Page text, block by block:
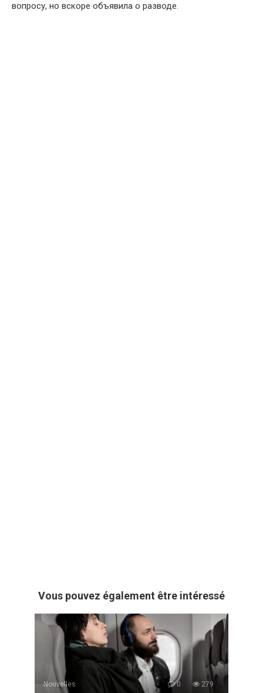
вопросу, но вскоре объявила о разводе.
Vous pouvez également être intéressé
Nouvelles 0 279